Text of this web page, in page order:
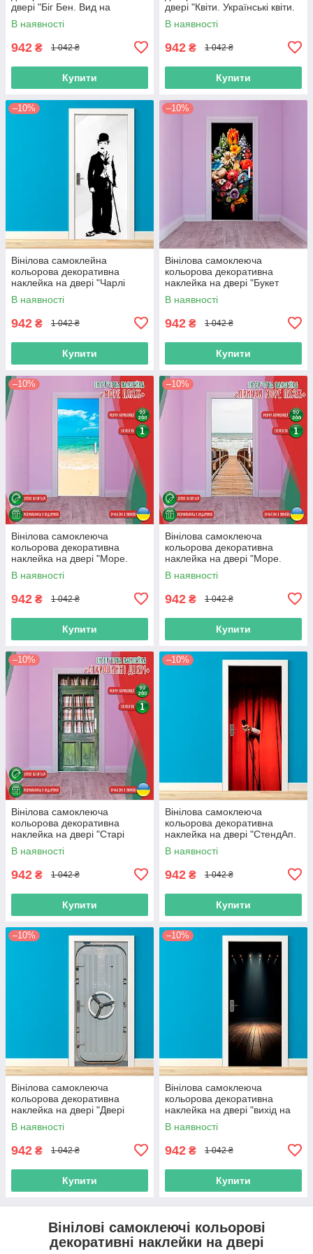
двері "Біг Бен. Вид на
Годинник у Лондоні"
самоклейна з оракалу
В наявності
942 ₴ 1 042 ₴
Купити
двері "Квіти. Українські квіти.
Український малюнок"
самоклейна з оракалу
В наявності
942 ₴ 1 042 ₴
Купити
–10%
Вінілова самоклейна
кольорова декоративна
наклейка на двері "Чарлі
Чаплін із тростиною" з
оракалу
В наявності
942 ₴ 1 042 ₴
Купити
–10%
Вінілова самоклеюча
кольорова декоративна
наклейка на двері "Букет
квітів. Квіти" з оракалу
В наявності
942 ₴ 1 042 ₴
Купити
–10%
Вінілова самоклеюча
кольорова декоративна
наклейка на двері "Море.
Пляж. Океан" з оракалу
В наявності
942 ₴ 1 042 ₴
Купити
–10%
Вінілова самоклеюча
кольорова декоративна
наклейка на двері "Море.
Пляж. Причал" з оракалу
В наявності
942 ₴ 1 042 ₴
Купити
–10%
Вінілова самоклеюча
кольорова декоративна
наклейка на двері "Старі
зелені двері з фіранками" з
оракалу
В наявності
942 ₴ 1 042 ₴
Купити
–10%
Вінілова самоклеюча
кольорова декоративна
наклейка на двері "СтендАп.
STAND UP" з оракалу
В наявності
942 ₴ 1 042 ₴
Купити
–10%
Вінілова самоклеюча
кольорова декоративна
наклейка на двері "Двері
корабля. Морські двері" з
оракалу
В наявності
942 ₴ 1 042 ₴
Купити
–10%
Вінілова самоклеюча
кольорова декоративна
наклейка на двері "вихід на
сцену" з оракалу
В наявності
942 ₴ 1 042 ₴
Купити
Вінілові самоклеючі кольорові
декоративні наклейки на двері